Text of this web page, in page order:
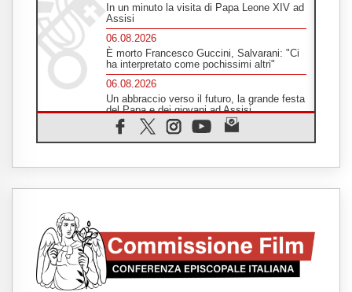
In un minuto la visita di Papa Leone XIV ad
Assisi
06.08.2026
È morto Francesco Guccini, Salvarani: "Ci
ha interpretato come pochissimi altri"
06.08.2026
Un abbraccio verso il futuro, la grande festa
del Papa e dei giovani ad Assisi
06.08.2026
Il grazie dei giovani al Papa: "Oggi ci
Leone XIV: la rivoluzione del Vangelo
06.08.2026
Fra Marco Vianelli: alla scuola di san
Francesco per imparare il Vangelo della
pace